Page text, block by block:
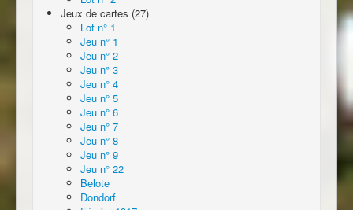
Jeux de cartes (27)
Lot n° 1
Jeu n° 1
Jeu n° 2
Jeu n° 3
Jeu n° 4
Jeu n° 5
Jeu n° 6
Jeu n° 7
Jeu n° 8
Jeu n° 9
Jeu n° 22
Belote
Dondorf